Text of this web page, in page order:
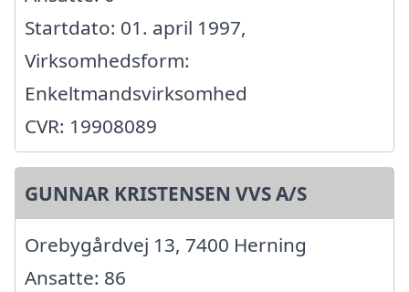
Startdato: 01. april 1997,
Virksomhedsform:
Enkeltmandsvirksomhed
CVR: 19908089
GUNNAR KRISTENSEN VVS A/S
Orebygårdvej 13, 7400 Herning
Ansatte: 86